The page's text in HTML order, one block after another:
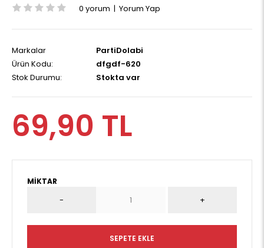
0 yorum | Yorum Yap
Markalar
PartiDolabi
Ürün Kodu:
dfgdf-620
Stok Durumu:
Stokta var
69,90 TL
MIKTAR